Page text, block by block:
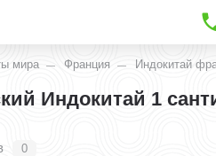
мира Франция Индокитай
Индокитай 1
0